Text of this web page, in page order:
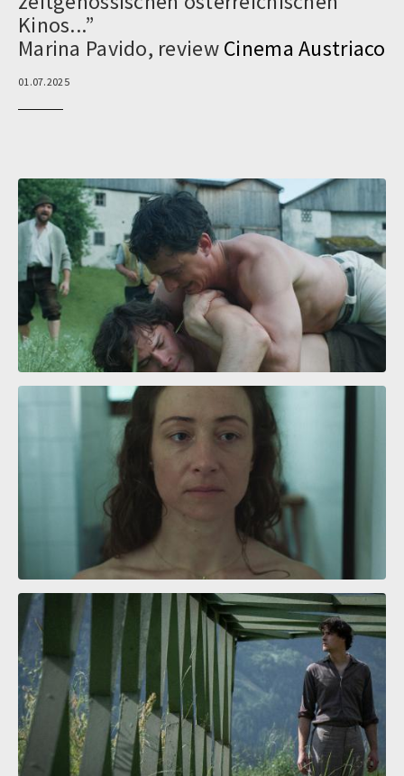
Kinos...”
Marina Pavido, reviewCinema Austriaco
01.07.2025